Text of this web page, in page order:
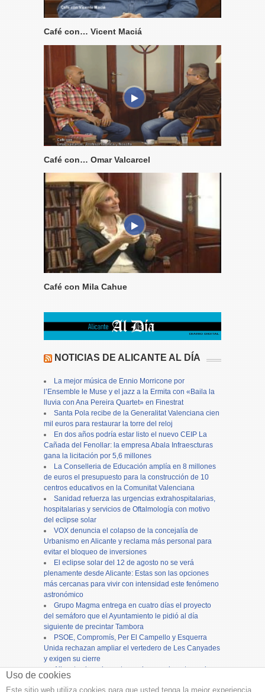
Café con… Vicent Maciá
Café con… Omar Valcarcel
Café con Mila Cahue
NOTICIAS DE ALICANTE AL DÍA
La mejor música de Ennio Morricone por
l’Ensemble le Muse y el jazz a la Ermita con «Baila la
lluvia con Ana Pereira Quartet» en Finestrat
Santa Pola recibe de la Generalitat Valenciana cien
mil euros para restaurar la torre del reloj
En dos años podría estar listo el nuevo CEIP La
Cañada del Fenollar: la empresa Abala Infraescturas
gana la licitación por 5,6 millones
La Conselleria de Educación amplía en 8 millones
de euros el presupuesto para la construcción de 10
centros educativos en la Comunitat Valenciana
Sanidad refuerza las urgencias extrahospitalarias,
hospitalarias y servicios de Oftalmología con motivo
del eclipse solar
VOX denuncia el colapso de la concejalía de
Urbanismo en Alicante y reclama más personal para
evitar el bloqueo de inversiones
El eclipse solar del 12 de agosto no se verá
plenamente desde Alicante: Estas son las opciones
más cercanas para vivir con intensidad este fenómeno
astronómico
Grupo Magma entrega en cuatro días el proyecto
del semáforo que el Ayuntamiento le pidió al día
siguiente de precintar Tambora
PSOE, Compromís, Per El Campello y Esquerra
Unida rechazan ampliar el vertedero de Les Canyades
y exigen su cierre
Alicante cierra los actos en honor a la patrona, la
Virgen del Remedio, con una concurrida procesión
Uso de cookies
Este sitio web utiliza cookies para que usted tenga la mejor experiencia